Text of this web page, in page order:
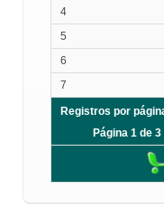
4
5
6
7
Registros por
Página 1 de